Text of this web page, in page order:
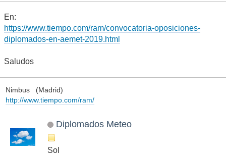
En:
https://www.tiempo.com/ram/convocatoria-oposiciones-
diplomados-en-aemet-2019.html
Saludos
Nimbus (Madrid)
http://www.tiempo.com/ram/
Diplomados Meteo
Sol